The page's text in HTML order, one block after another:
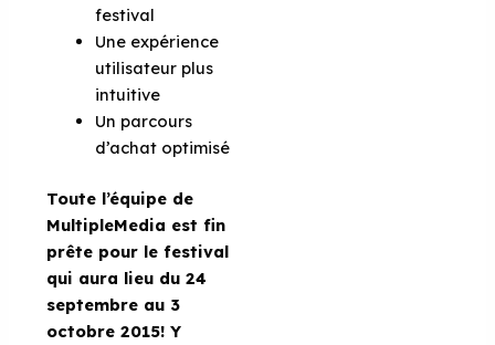
festival
Une expérience
utilisateur plus
intuitive
Un parcours
d’achat optimisé
Toute l’équipe de
MultipleMedia est fin
prête pour le festival
qui aura lieu du 24
septembre au 3
octobre 2015! Y